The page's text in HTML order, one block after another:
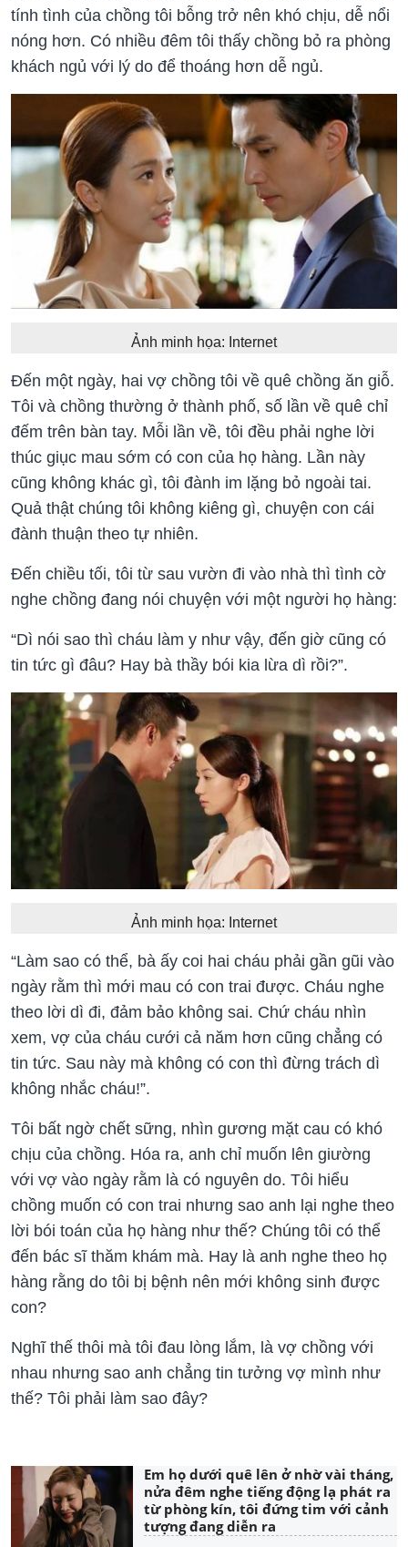
tính tình của chồng tôi bỗng trở nên khó chịu, dễ nổi
nóng hơn. Có nhiều đêm tôi thấy chồng bỏ ra phòng
khách ngủ với lý do để thoáng hơn dễ ngủ.
Ảnh minh họa: Internet
Đến một ngày, hai vợ chồng tôi về quê chồng ăn giỗ.
Tôi và chồng thường ở thành phố, số lần về quê chỉ
đếm trên bàn tay. Mỗi lần về, tôi đều phải nghe lời
thúc giục mau sớm có con của họ hàng. Lần này
cũng không khác gì, tôi đành im lặng bỏ ngoài tai.
Quả thật chúng tôi không kiêng gì, chuyện con cái
đành thuận theo tự nhiên.
Đến chiều tối, tôi từ sau vườn đi vào nhà thì tình cờ
nghe chồng đang nói chuyện với một người họ hàng:
“Dì nói sao thì cháu làm y như vậy, đến giờ cũng có
tin tức gì đâu? Hay bà thầy bói kia lừa dì rồi?”.
Ảnh minh họa: Internet
“Làm sao có thể, bà ấy coi hai cháu phải gần gũi vào
ngày rằm thì mới mau có con trai được. Cháu nghe
theo lời dì đi, đảm bảo không sai. Chứ cháu nhìn
xem, vợ của cháu cưới cả năm hơn cũng chẳng có
tin tức. Sau này mà không có con thì đừng trách dì
không nhắc cháu!”.
Tôi bất ngờ chết sững, nhìn gương mặt cau có khó
chịu của chồng. Hóa ra, anh chỉ muốn lên giường
với vợ vào ngày rằm là có nguyên do. Tôi hiểu
chồng muốn có con trai nhưng sao anh lại nghe theo
lời bói toán của họ hàng như thế? Chúng tôi có thể
đến bác sĩ thăm khám mà. Hay là anh nghe theo họ
hàng rằng do tôi bị bệnh nên mới không sinh được
con?
Nghĩ thế thôi mà tôi đau lòng lắm, là vợ chồng với
nhau nhưng sao anh chẳng tin tưởng vợ mình như
thế? Tôi phải làm sao đây?
Em họ dưới quê lên ở nhờ vài tháng,
nửa đêm nghe tiếng động lạ phát ra
từ phòng kín, tôi đứng tim với cảnh
tượng đang diễn ra